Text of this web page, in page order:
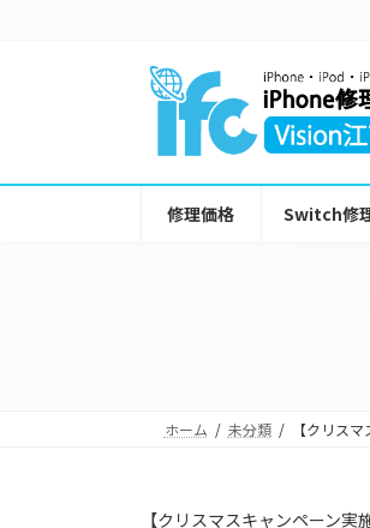
キ
に
修理価格 Switch修
ホーム 未分類 【クリス
【クリスマスキャンペーン実